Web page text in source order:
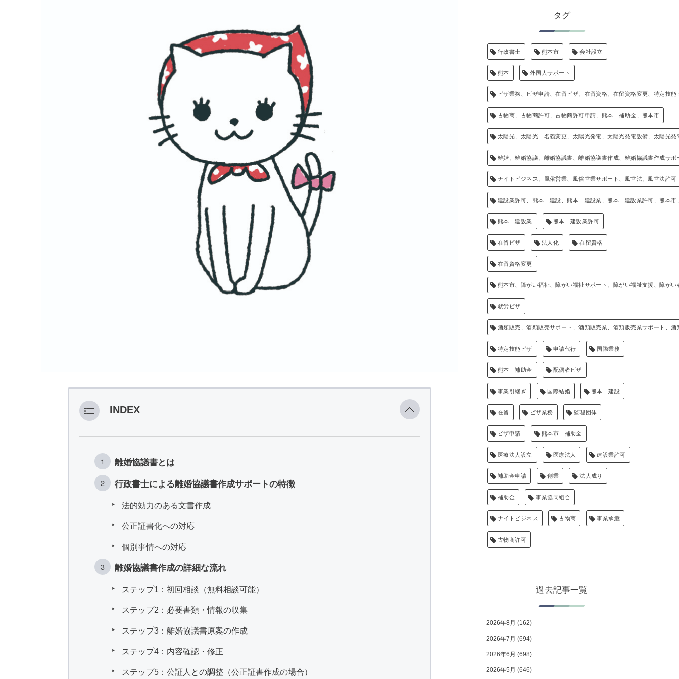
INDEX
離婚協議書とは
行政書士による離婚協議書作成サポートの特徴
法的効力のある文書作成
公正証書化への対応
個別事情への対応
離婚協議書作成の詳細な流れ
ステップ1：初回相談（無料相談可能）
ステップ2：必要書類・情報の収集
ステップ3：離婚協議書原案の作成
ステップ4：内容確認・修正
ステップ5：公証人との調整（公正証書作成の場合）
タグ
行政書士 熊本市 会社設立
熊本 外国人サポート
ビザ業務、ビザ申請、在留ビザ、在留資格、在留資格変更、特定技能
古物商、古物商許可、古物商許可申請、熊本 補助金、熊本市
太陽光、太陽光 名義変更、太陽光発電、太陽光発電設備、太陽光
離婚、離婚協議、離婚協議書、離婚協議書作成、離婚協議書作成サポ
ナイトビジネス、風俗営業、風俗営業サポート、風営法、風営法許可
建設業許可、熊本 建設、熊本 建設業、熊本 建設業許可、熊本市
熊本 建設業 熊本 建設業許可
在留ビザ 法人化 在留資格
在留資格変更
熊本市、障がい福祉、障がい福祉サポート、障がい福祉支援、障がい
就労ビザ
酒類販売、酒類販売サポート、酒類販売業、酒類販売業サポート、
特定技能ビザ 申請代行 国際業務
熊本 補助金 配偶者ビザ
事業引継ぎ 国際結婚 熊本 建設
在留 ビザ業務 監理団体
ビザ申請 熊本市 補助金
医療法人設立 医療法人 建設業許可
補助金申請 創業 法人成り
補助金 事業協同組合
ナイトビジネス 古物商 事業承継
古物商許可
過去記事一覧
2026年8月 (162)
2026年7月 (694)
2026年6月 (698)
2026年5月 (646)